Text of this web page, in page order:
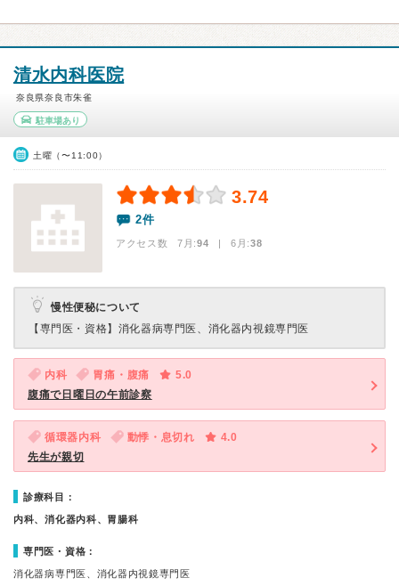
清水内科医院
奈良県奈良市朱雀
駐車場あり
土曜（〜11:00）
3.74
2件
アクセス数 7月:94 | 6月:38
慢性便秘について
【専門医・資格】 消化器病専門医、消化器内視鏡専門医
内科 胃痛・腹痛
5.0
腹痛で日曜日の午前診察
循環器内科 動悸・息切れ
4.0
先生が親切
診療科目：
内科、消化器内科、胃腸科
専門医・資格：
消化器病専門医、消化器内視鏡専門医